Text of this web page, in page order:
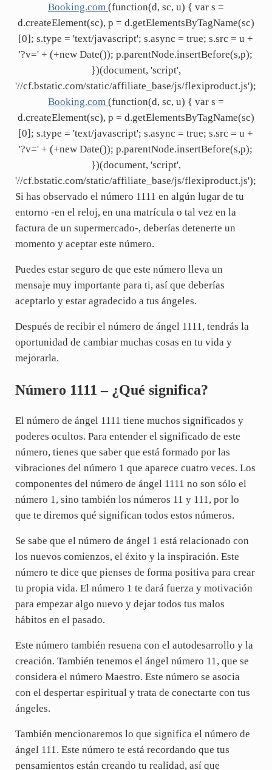
Booking.com (function(d, sc, u) { var s =
d.createElement(sc), p = d.getElementsByTagName(sc)
[0]; s.type = 'text/javascript'; s.async = true; s.src = u +
'?v=' + (+new Date()); p.parentNode.insertBefore(s,p);
})(document, 'script',
'//cf.bstatic.com/static/affiliate_base/js/flexiproduct.js');
Booking.com (function(d, sc, u) { var s =
d.createElement(sc), p = d.getElementsByTagName(sc)
[0]; s.type = 'text/javascript'; s.async = true; s.src = u +
'?v=' + (+new Date()); p.parentNode.insertBefore(s,p);
})(document, 'script',
'//cf.bstatic.com/static/affiliate_base/js/flexiproduct.js');
Si has observado el número 1111 en algún lugar de tu
entorno -en el reloj, en una matrícula o tal vez en la
factura de un supermercado-, deberías detenerte un
momento y aceptar este número.
Puedes estar seguro de que este número lleva un
mensaje muy importante para ti, así que deberías
aceptarlo y estar agradecido a tus ángeles.
Después de recibir el número de ángel 1111, tendrás la
oportunidad de cambiar muchas cosas en tu vida y
mejorarla.
Número 1111 – ¿Qué significa?
El número de ángel 1111 tiene muchos significados y
poderes ocultos. Para entender el significado de este
número, tienes que saber que está formado por las
vibraciones del número 1 que aparece cuatro veces. Los
componentes del número de ángel 1111 no son sólo el
número 1, sino también los números 11 y 111, por lo
que te diremos qué significan todos estos números.
Se sabe que el número de ángel 1 está relacionado con
los nuevos comienzos, el éxito y la inspiración. Este
número te dice que pienses de forma positiva para crear
tu propia vida. El número 1 te dará fuerza y motivación
para empezar algo nuevo y dejar todos tus malos
hábitos en el pasado.
Este número también resuena con el autodesarrollo y la
creación. También tenemos el ángel número 11, que se
considera el número Maestro. Este número se asocia
con el despertar espiritual y trata de conectarte con tus
ángeles.
También mencionaremos lo que significa el número de
ángel 111. Este número te está recordando que tus
pensamientos están creando tu realidad, así que